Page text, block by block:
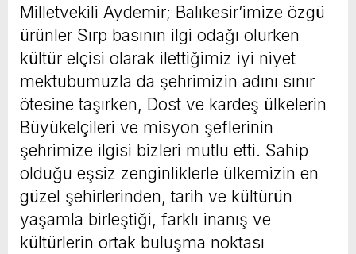
Milletvekili Aydemir; Balıkesir’imize özgü
ürünler Sırp basının ilgi odağı olurken
kültür elçisi olarak ilettiğimiz iyi niyet
mektubumuzla da şehrimizin adını sınır
ötesine taşırken, Dost ve kardeş ülkelerin
Büyükelçileri ve misyon şeflerinin
şehrimize ilgisi bizleri mutlu etti. Sahip
olduğu eşsiz zenginliklerle ülkemizin en
güzel şehirlerinden, tarih ve kültürün
yaşamla birleştiği, farklı inanış ve
kültürlerin ortak buluşma noktası